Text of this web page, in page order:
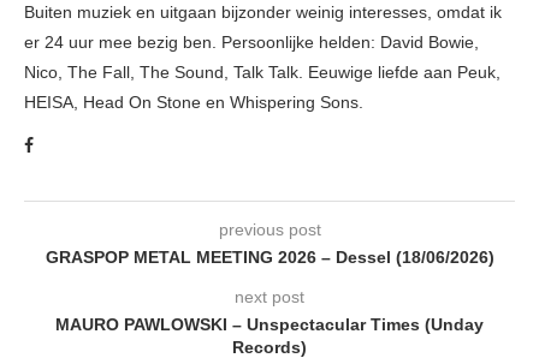
Buiten muziek en uitgaan bijzonder weinig interesses, omdat ik
er 24 uur mee bezig ben. Persoonlijke helden: David Bowie,
Nico, The Fall, The Sound, Talk Talk. Eeuwige liefde aan Peuk,
HEISA, Head On Stone en Whispering Sons.
previous post
GRASPOP METAL MEETING 2026 – Dessel (18/06/2026)
next post
MAURO PAWLOWSKI – Unspectacular Times (Unday
Records)